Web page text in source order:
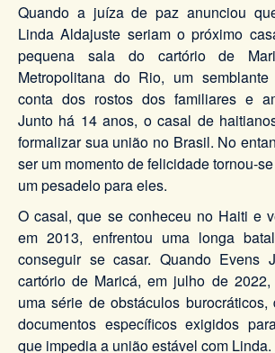
Quando a juíza de paz anunciou
Linda Aldajuste seriam o próximo
pequena sala do cartório de
Metropolitana do Rio, um
conta dos rostos dos familiares e
Junto há 14 anos, o casal de
formalizar sua união no Brasil. No
ser um momento de felicidade tornou-
um pesadelo para eles.
O casal, que se conheceu no Haiti e
em 2013, enfrentou uma longa
conseguir se casar. Quando Evens
cartório de Maricá, em julho de
uma série de obstáculos
documentos específicos exigidos
que impedia a união estável com Linda.